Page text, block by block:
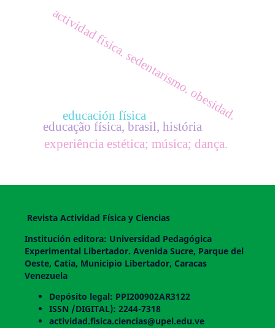
educación física
actividad física. sedentarismo. obesidad.
educação física, brasil, história
experiência estética; música; dança.
Revista Actividad Física y Ciencias
Institución editora: Universidad Pedagógica
Experimental Libertador. Avenida Sucre, Parque del
Oeste, Catia, Municipio Libertador, Caracas
Venezuela
Depósito legal: PPI200902AR3122
ISSN /DIGITAL): 2244-7318
actividad.fisica.ciencias@upel.edu.ve